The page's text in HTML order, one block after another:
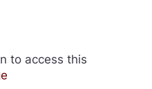
to access this